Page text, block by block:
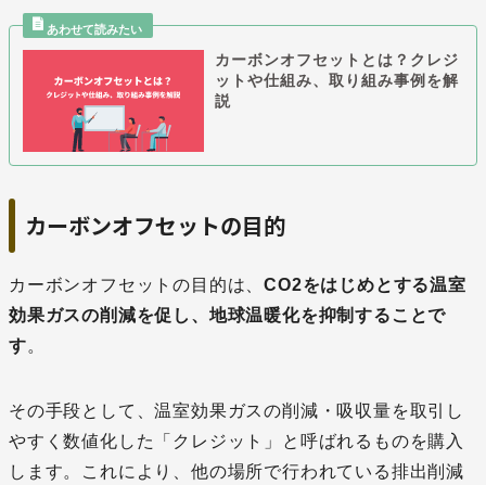
カーボンオフセットとは？クレジ
ットや仕組み、取り組み事例を解
説
カーボンオフセットの目的
カーボンオフセットの目的は、CO2をはじめとする温室
効果ガスの削減を促し、地球温暖化を抑制することで
す。
その手段として、温室効果ガスの削減・吸収量を取引し
やすく数値化した「クレジット」と呼ばれるものを購入
します。これにより、他の場所で行われている排出削減